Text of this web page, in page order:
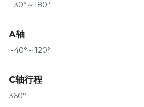
-30°～180°
A轴
-40°～120°
C轴行程
360°